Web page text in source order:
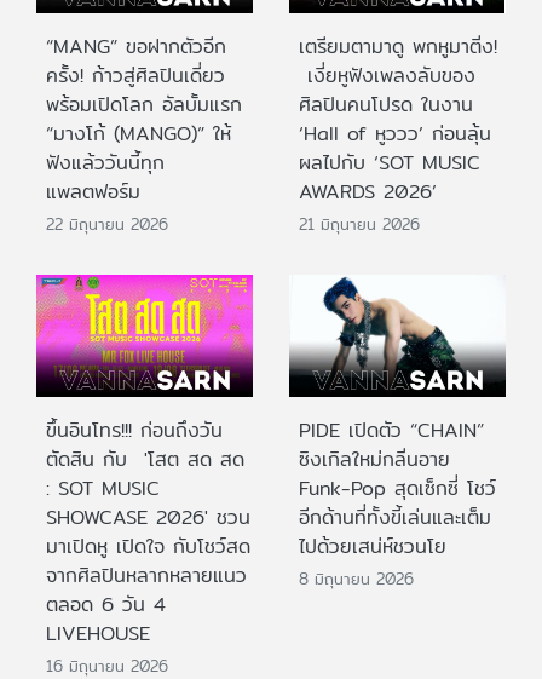
“MANG” ขอฝากตัวอีก
ครั้ง! ก้าวสู่ศิลปินเดี่ยว
พร้อมเปิดโลก อัลบั้มแรก
“มางโก้ (MANGO)” ให้
ฟังแล้ววันนี้ทุก
แพลตฟอร์ม
22 มิถุนายน 2026
เตรียมตามาดู พกหูมาติ่ง!
เงี่ยหูฟังเพลงลับของ
ศิลปินคนโปรด ในงาน
‘Hall of หูววว’ ก่อนลุ้น
ผลไปกับ ‘SOT MUSIC
AWARDS 2026’
21 มิถุนายน 2026
ขึ้นอินโทร!!! ก่อนถึงวัน
ตัดสิน กับ 'โสต สด สด
: SOT MUSIC
SHOWCASE 2026' ชวน
มาเปิดหู เปิดใจ กับโชว์สด
จากศิลปินหลากหลายแนว
ตลอด 6 วัน 4
LIVEHOUSE
16 มิถุนายน 2026
PIDE เปิดตัว “CHAIN”
ซิงเกิลใหม่กลิ่นอาย
Funk-Pop สุดเซ็กซี่ โชว์
อีกด้านที่ทั้งขี้เล่นและเต็ม
ไปด้วยเสน่ห์ชวนโย
8 มิถุนายน 2026